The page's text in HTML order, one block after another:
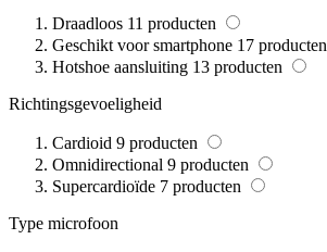
Draadloos 11 producten
Geschikt voor smartphone 17 producten
Hotshoe aansluiting 13 producten
Richtingsgevoeligheid
Cardioid 9 producten
Omnidirectional 9 producten
Supercardioïde 7 producten
Type microfoon